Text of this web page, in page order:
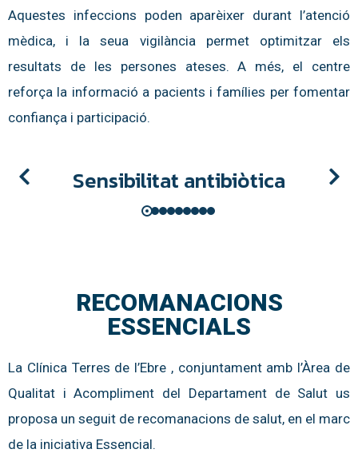
Aquestes infeccions poden aparèixer durant l’atenció
mèdica, i la seua vigilància permet optimitzar els
resultats de les persones ateses. A més, el centre
reforça la informació a pacients i famílies per fomentar
confiança i participació.
Sensibilitat antibiòtica
RECOMANACIONS
ESSENCIALS
La Clínica Terres de l’Ebre , conjuntament amb l’Àrea de
Qualitat i Acompliment del Departament de Salut us
proposa un seguit de recomanacions de salut, en el marc
de la iniciativa Essencial.